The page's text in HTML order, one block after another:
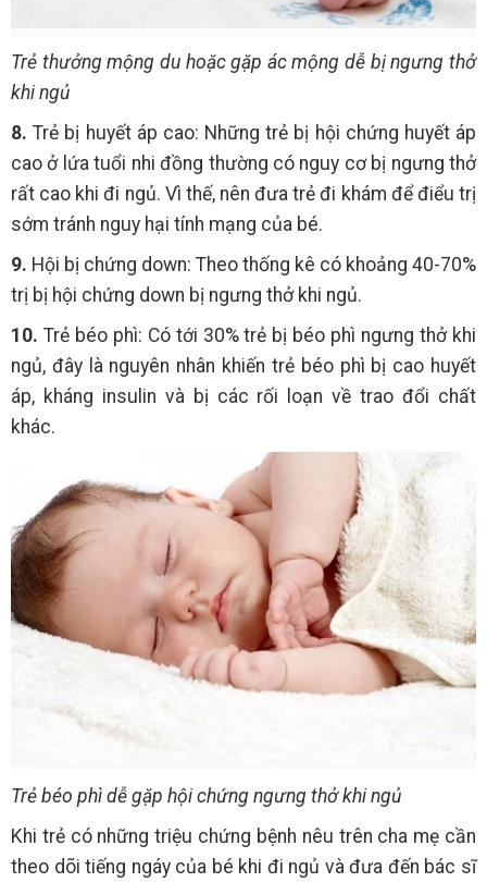
Trẻ thưởng mộng du hoặc gặp ác mộng dễ bị ngưng thở
khi ngủ
8. Trẻ bị huyết áp cao: Những trẻ bị hội chứng huyết áp
cao ở lứa tuổi nhi đồng thường có nguy cơ bị ngưng thở
rất cao khi đi ngủ. Vì thế, nên đưa trẻ đi khám để điểu trị
sớm tránh nguy hại tính mạng của bé.
9. Hội bị chứng down: Theo thống kê có khoảng 40-70%
trị bị hội chứng down bị ngưng thở khi ngủ.
10. Trẻ béo phì: Có tới 30% trẻ bị béo phì ngưng thở khi
ngủ, đây là nguyên nhân khiến trẻ béo phì bị cao huyết
áp, kháng insulin và bị các rối loạn về trao đổi chất
khác.
Trẻ béo phì dễ gặp hội chứng ngưng thở khi ngủ
Khi trẻ có những triệu chứng bệnh nêu trên cha mẹ cần
theo dõi tiếng ngáy của bé khi đi ngủ và đưa đến bác sĩ